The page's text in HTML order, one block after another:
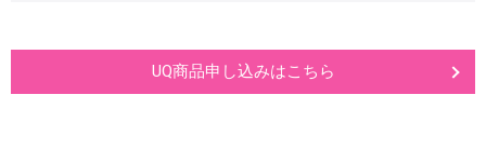
UQ商品申し込みはこちら